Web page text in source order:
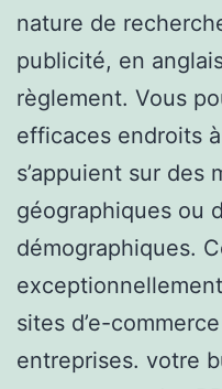
nature de
publicité, en
règlement. Vous
efficaces endroits
s’appuient sur des
géographiques ou
démographiques.
sites d’e-
entreprises. votre